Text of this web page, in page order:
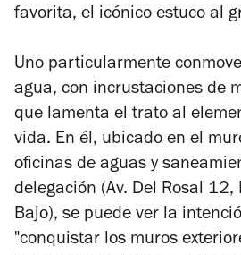
favorita, el icónico estuco al
Uno particularmente
agua, con incrustaciones de
que lamenta el trato al
vida. En él, ubicado en el
oficinas de aguas y
delegación (Av. Del Rosal 12,
Bajo), se puede ver la
"conquistar los muros